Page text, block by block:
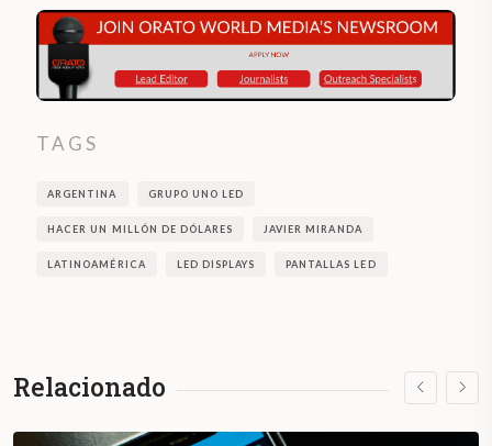
TAGS
ARGENTINA GRUPO UNO LED
HACER UN MILLÓN DE DÓLARES JAVIER MIRANDA
LATINOAMÉRICA LED DISPLAYS PANTALLAS LED
Relacionado